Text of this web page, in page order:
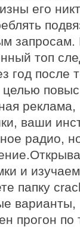
его
запросам.
топ
год после
целью
ваши
радио,
и
папку
варианты,
прогон